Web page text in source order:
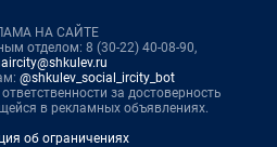
НА САЙТЕ
отделом: 8 (30-22) 40-08-90,
@shkulev_social_ircity_bot
за достоверность
в рекламных объявлениях.
об ограничениях